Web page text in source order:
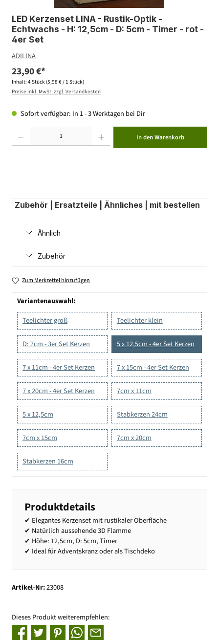
LED Kerzenset LINA - Rustik-Optik -
Echtwachs - H: 12,5cm - D: 5cm - Timer - rot -
4er Set
ADILINA
23,90 €*
Inhalt: 4 Stück (5,98 € / 1 Stück)
Preise inkl. MwSt. zzgl. Versandkosten
Sofort verfügbar: In 1 - 3 Werktagen bei Dir
In den Warenkorb
Zubehör | Ersatzteile | Ähnliches | mit bestellen
Ähnlich
Zubehör
Zum Merkzettel hinzufügen
Variantenauswahl:
Teelichter groß
Teelichter klein
D: 7cm - 3er Set Kerzen 5 x 12,5cm - 4er Set Kerzen
7 x 11cm - 4er Set Kerzen 7 x 15cm - 4er Set Kerzen
7 x 20cm - 4er Set Kerzen 7cm x 11cm
5 x 12,5cm Stabkerzen 24cm
7cm x 15cm 7cm x 20cm
Stabkerzen 16cm
Produktdetails
✔ Elegantes Kerzenset mit rustikaler Oberfläche
✔ Natürlich aussehende 3D Flamme
✔ Höhe: 12,5cm, D: 5cm, Timer
✔ Ideal für Adventskranz oder als Tischdeko
Artikel-Nr:23008
Dieses Produkt weiterempfehlen: